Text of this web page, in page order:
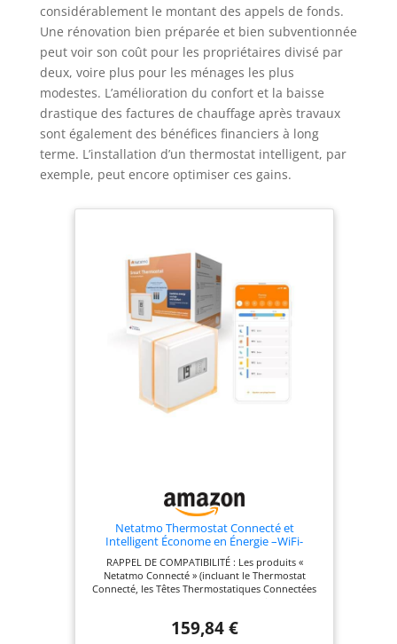
considérablement le montant des appels de fonds.
Une rénovation bien préparée et bien subventionnée
peut voir son coût pour les propriétaires divisé par
deux, voire plus pour les ménages les plus
modestes. L’amélioration du confort et la baisse
drastique des factures de chauffage après travaux
sont également des bénéfices financiers à long
terme. L’installation d’un thermostat intelligent, par
exemple, peut encore optimiser ces gains.
Netatmo Thermostat Connecté et
Intelligent Économe en Énergie –WiFi-
Réduisez Les Factures & Contrôlez Le
Chauffage à Distance par Application,
Compatible avec Les Chaudières
Individuelles, NTH01-AMZ
RAPPEL DE COMPATIBILITÉ : Les produits «
Netatmo Connecté » (incluant le Thermostat
Connecté, les Têtes Thermostatiques Connectées
utilisent des protocoles de communication
159,84 €